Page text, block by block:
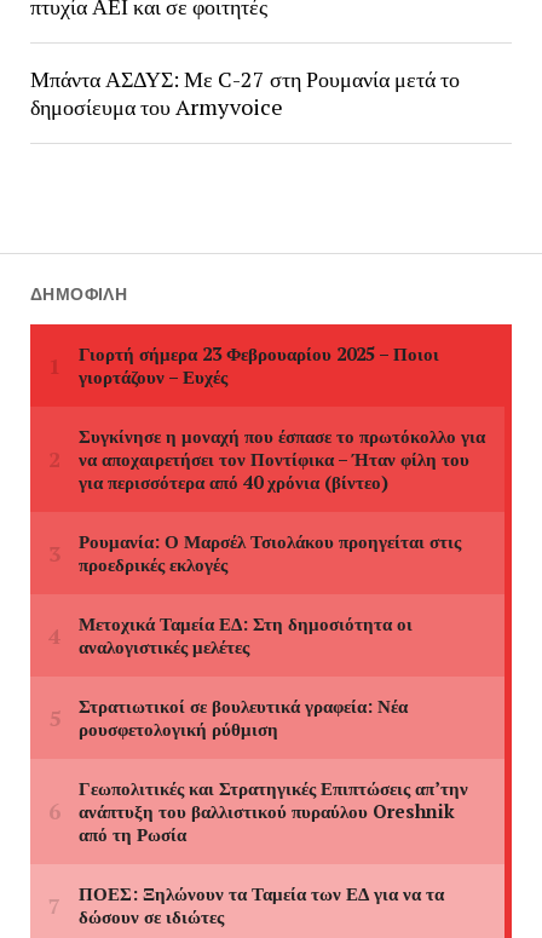
πτυχία ΑΕΙ και σε φοιτητές
Μπάντα ΑΣΔΥΣ: Με C-27 στη Ρουμανία μετά το
δημοσίευμα του Armyvoice
ΔΗΜΟΦΙΛΉ